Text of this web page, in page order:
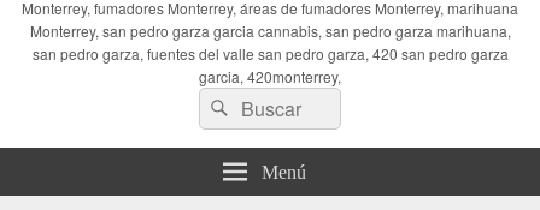
Monterrey, fumadores Monterrey, áreas de fumadores Monterrey, marihuana
Monterrey, san pedro garza garcia cannabis, san pedro garza marihuana,
san pedro garza, fuentes del valle san pedro garza, 420 san pedro garza
garcia, 420monterrey,
Buscar
por:
Buscar
Menú